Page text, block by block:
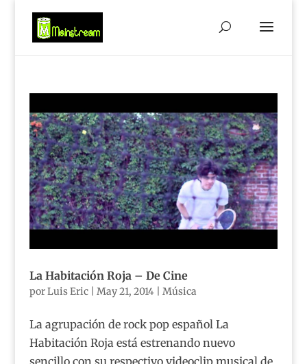
La Habitación Roja – De Cine
porLuis Eric| May 21, 2014| Música
La agrupación de rock pop español La
Habitación Roja está estrenando nuevo
sencillo con su respectivo videoclip musical de